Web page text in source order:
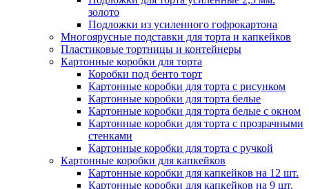
золото
Подложки из усиленного гофрокартона
Многоярусные подставки для торта и капкейков
Пластиковые тортницы и контейнеры
Картонные коробки для торта
Коробки под бенто торт
Картонные коробки для торта с рисунком
Картонные коробки для торта белые
Картонные коробки для торта белые с окном
Картонные коробки для торта с прозрачными
стенками
Картонные коробки для торта с ручкой
Картонные коробки для капкейков
Картонные коробки для капкейков на 12 шт.
Картонные коробки для капкейков на 9 шт.